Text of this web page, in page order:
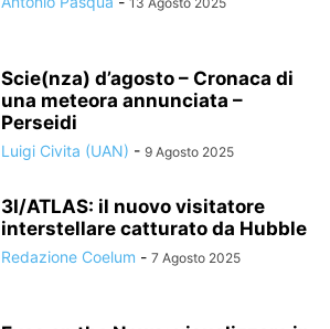
Scie(nza) d’agosto – Cronaca di
una meteora annunciata –
Perseidi
Luigi Civita (UAN) - 9 Agosto 2025
3I/ATLAS: il nuovo visitatore
interstellare catturato da Hubble
Redazione Coelum - 7 Agosto 2025